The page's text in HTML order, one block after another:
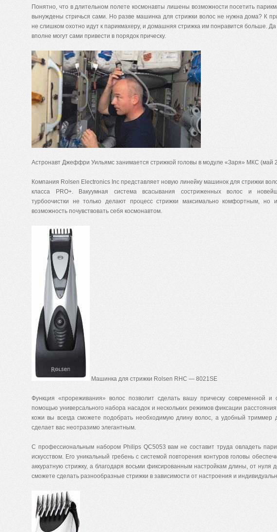
Понятно, что в длительном полете космонавты лишены возможности посетить
вынуждены стричься сами. Но разве машинка для стрижки волос не нужна дома? К
не слишком охотно идут к парикмахеру, и домашняя стрижка им понравится больше.
вполне могут сами привести в порядок прическу.
Астронавт Джеффри Уильямс занимается стрижкой головы в модуле «Заря» МКС (май
Компания Rolsen Electronics Inc представляет новую линейку машинок для стрижки
класса PRO+. Вакуумная система всасывания состриженных волос и
турбоочистки не только делают процесс стрижки максимально комфортным, но
возможность почувствовать себя космонавтом.
Машинка для стрижки Rolsen RHC — 8021SE
Функция «прореживания» волос позволит сделать вашу прическу современной и
помощью универсального набора насадок и нескольких режимов фиксации
кожи вы всегда сможете подобрать необходимую длину волос, а удобный триммер
сделает вас неотразимо элегантным.
С профессиональным набором Philips QC5053 вам не составит труда овладеть
искусством. Его уникальный гребень с системой повторения контуров головы
аккуратную стрижку, а благодаря восьми фиксированным настройкам длины, от нуля
сможете сделать разнообразные стрижки в зависимости от настроения и